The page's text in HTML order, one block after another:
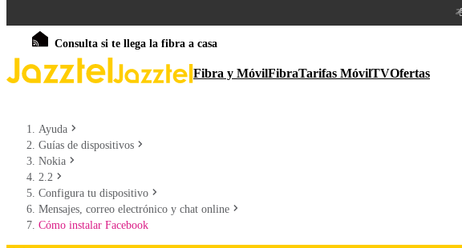
Consulta si te llega la fibra a casa
Fibra y MóvilFibraTarifas MóvilTVOfertas
Ayuda
Guías de dispositivos
Nokia
2.2
Configura tu dispositivo
Mensajes, correo electrónico y chat online
Cómo instalar Facebook